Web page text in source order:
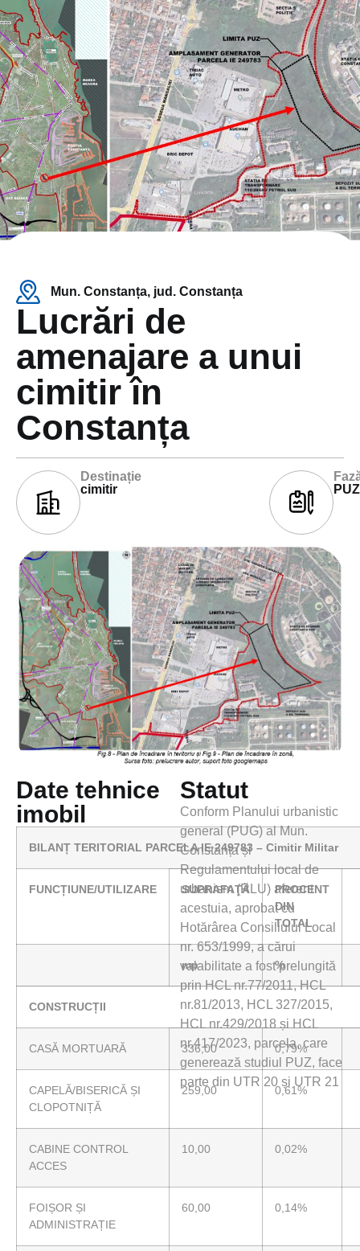
Mun. Constanța, jud. Constanța
Lucrări de
amenajare a unui
cimitir în
Constanța
Destinație
cimitir
PUZ
Date tehnice
imobil
BILANȚ TERITORIAL PARCELA IE 249783 – Cimitir Militar
FUNCȚIUNE/UTILIZARE SUPRAFAȚĂ
PROCENT
DIN
TOTAL
mp %
CONSTRUCȚII
CASĂ MORTUARĂ 336,00 0,79%
CAPELĂ/BISERICĂ ȘI
CLOPOTNIȚĂ
259,00 0,61%
CABINE CONTROL
ACCES
10,00 0,02%
FOIȘOR ȘI
ADMINISTRAȚIE
60,00 0,14%
Statut
Conform Planului urbanistic
general (PUG) al Mun.
Constanța și
Regulamentului local de
urbanism (RLU) aferent
acestuia, aprobat cu
Hotărârea Consiliului Local
nr. 653/1999, a cărui
valabilitate a fost prelungită
prin HCL nr.77/2011, HCL
nr.81/2013, HCL 327/2015,
HCL nr.429/2018 și HCL
nr.417/2023, parcela, care
generează studiul PUZ, face
parte din UTR 20 și UTR 21